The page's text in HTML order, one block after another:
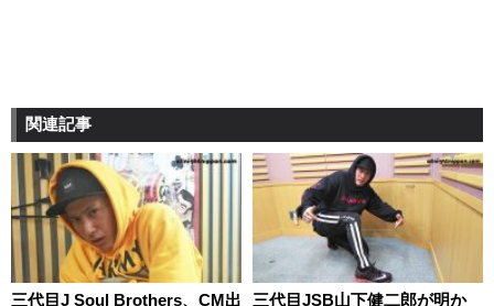
関連記事
三代目J Soul Brothers、CM出
三代目JSB山下健二郎が明か